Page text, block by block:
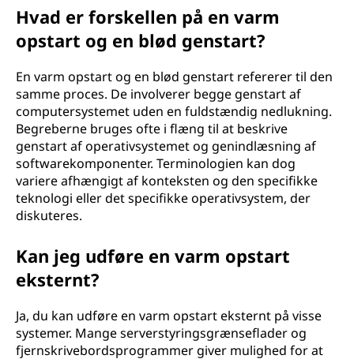
Hvad er forskellen på en varm
opstart og en blød genstart?
En varm opstart og en blød genstart refererer til den
samme proces. De involverer begge genstart af
computersystemet uden en fuldstændig nedlukning.
Begreberne bruges ofte i flæng til at beskrive
genstart af operativsystemet og genindlæsning af
softwarekomponenter. Terminologien kan dog
variere afhængigt af konteksten og den specifikke
teknologi eller det specifikke operativsystem, der
diskuteres.
Kan jeg udføre en varm opstart
eksternt?
Ja, du kan udføre en varm opstart eksternt på visse
systemer. Mange serverstyringsgrænseflader og
fjernskrivebordsprogrammer giver mulighed for at